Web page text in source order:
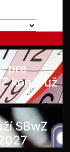
pre
končí už
SBwZ